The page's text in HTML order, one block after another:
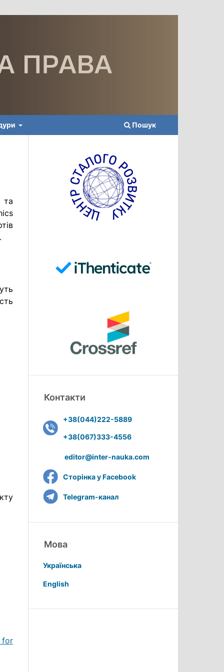
Пошук
та
for
Контакти
+38(044)222-5889
+38(067)333-4556
editor@inter-nauka.com
Сторінка у Facebook
Telegram-канал
Мова
Українська
English